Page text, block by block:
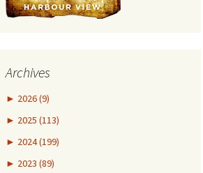
Archives
► 2026 (9)
► 2025 (113)
► 2024 (199)
► 2023 (89)